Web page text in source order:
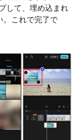
して、埋め込まれ
。これで完了で